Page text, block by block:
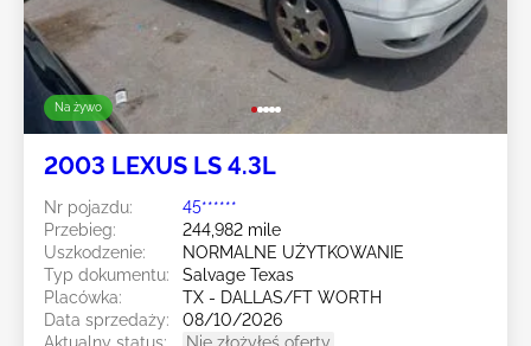
Na żywo
2003 LEXUS LS 4.3L
Nr pojazdu:
45******
Przebieg:
244,982 mile
Uszkodzenie:
NORMALNE UŻYTKOWANIE
Typ dokumentu:
Salvage Texas
Placówka:
TX - DALLAS/FT WORTH
Data sprzedaży:
08/10/2026
Aktualny status:
Nie złożyłeś oferty